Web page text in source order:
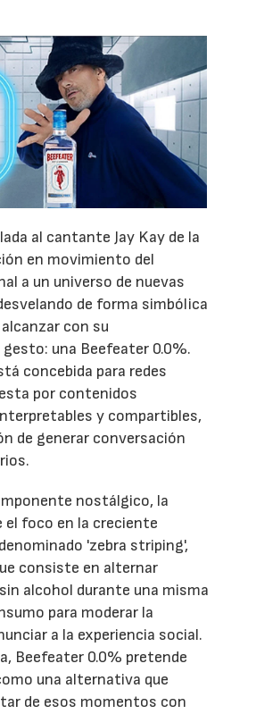
al cantante Jay Kay de la
en movimiento del
a un universo de nuevas
de forma simbólica
con su
una Beefeater 0.0%.
concebida para redes
por contenidos
y compartibles,
de generar conversación
nostálgico, la
el foco en la creciente
'zebra striping',
consiste en alternar
alcohol durante una misma
para moderar la
a la experiencia social.
Beefeater 0.0% pretende
una alternativa que
de esos momentos con